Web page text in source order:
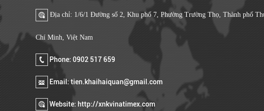
Địa chỉ: 1/6/1 Đường số 2, Khu phố 7, Phường Trường Thọ, Thành phố
Chí Minh, Việt Nam
Phone: 0902 517 659
Email: tien.khaihaiquan@gmail.com
Website: http://xnkvinatimex.com